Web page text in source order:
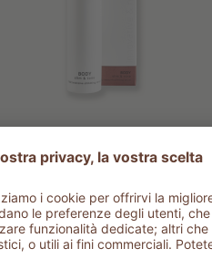
1102 SLIM &
Intensive slimming
serum